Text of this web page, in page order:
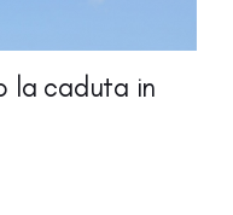
la caduta in